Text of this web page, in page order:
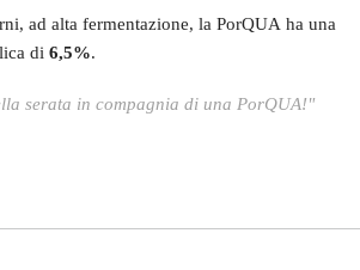
ad alta fermentazione, la PorQUA ha una
di6,5%.
serata in compagnia di una PorQUA!"